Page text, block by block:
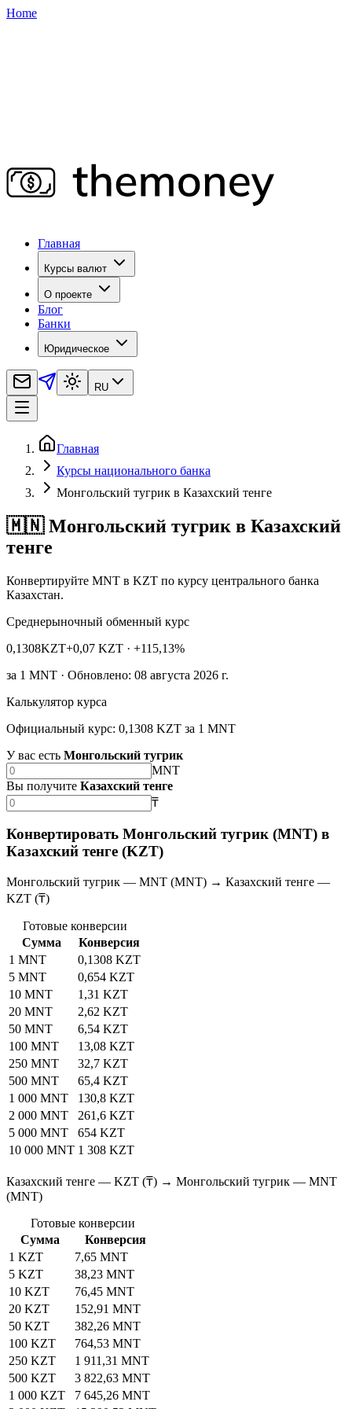
Home
Главная
Курсы валют
О проекте
Блог
Банки
Юридическое
RU
Главная
Курсы национального банка
Монгольский тугрик в Казахский тенге
🇲🇳 Монгольский тугрик в Казахский
тенге
Конвертируйте MNT в KZT по курсу центрального банка
Казахстан.
Среднерыночный обменный курс
0,1308KZT+0,07 KZT · +115,13%
за 1 MNT · Обновлено: 08 августа 2026 г.
Калькулятор курса
Официальный курс: 0,1308 KZT за 1 MNT
У вас есть Монгольский тугрик
MNT
Вы получите Казахский тенге
₸
Конвертировать Монгольский тугрик (MNT) в
Казахский тенге (KZT)
Монгольский тугрик — MNT (MNT) → Казахский тенге —
KZT (₸)
Готовые конверсии
Сумма
Конверсия
1 MNT
0,1308 KZT
5 MNT
0,654 KZT
10 MNT
1,31 KZT
20 MNT
2,62 KZT
50 MNT
6,54 KZT
100 MNT
13,08 KZT
250 MNT
32,7 KZT
500 MNT
65,4 KZT
1 000 MNT
130,8 KZT
2 000 MNT
261,6 KZT
5 000 MNT
654 KZT
10 000 MNT 1 308 KZT
Казахский тенге — KZT (₸) → Монгольский тугрик — MNT
(MNT)
Готовые конверсии
Сумма
Конверсия
1 KZT
7,65 MNT
5 KZT
38,23 MNT
10 KZT
76,45 MNT
20 KZT
152,91 MNT
50 KZT
382,26 MNT
100 KZT
764,53 MNT
250 KZT
1 911,31 MNT
500 KZT
3 822,63 MNT
1 000 KZT
7 645,26 MNT